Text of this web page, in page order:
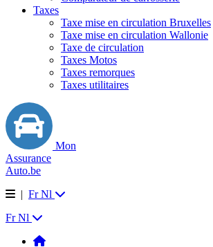
Taxes
Taxe mise en circulation Bruxelles
Taxe mise en circulation Wallonie
Taxe de circulation
Taxes Motos
Taxes remorques
Taxes utilitaires
Mon
Assurance
Auto.be
| Fr Nl
Fr Nl